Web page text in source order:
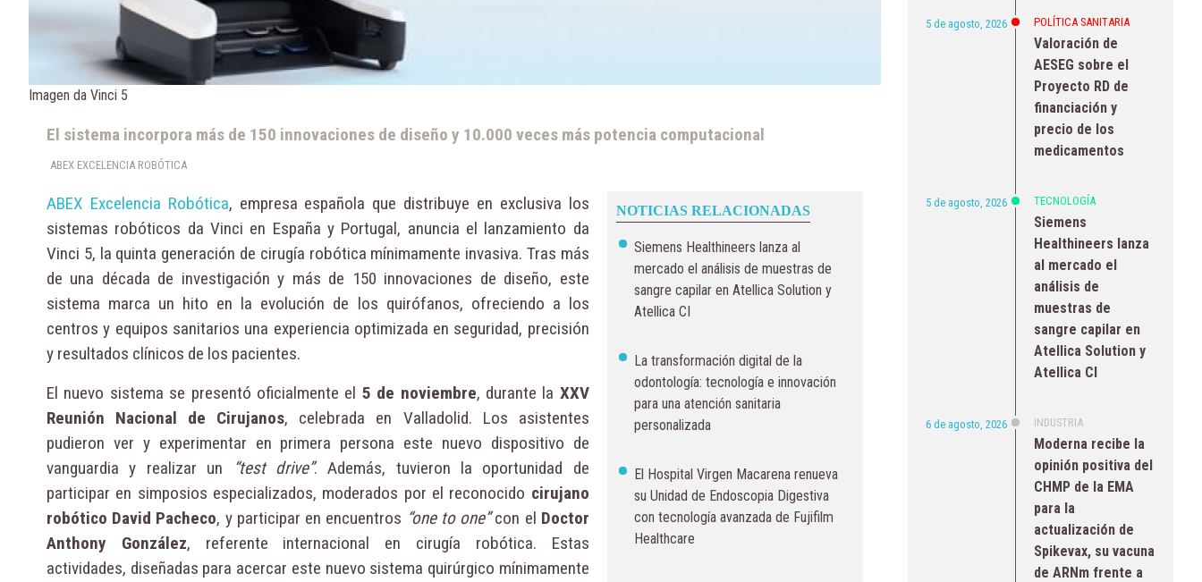
Imagen da Vinci 5
El sistema incorpora más de 150 innovaciones de diseño y 10.000 veces más potencia computacional
ABEX EXCELENCIA ROBÓTICA
NOTICIAS RELACIONADAS
Siemens Healthineers lanza al
mercado el análisis de muestras de
sangre capilar en Atellica Solution y
Atellica CI
La transformación digital de la
odontología: tecnología e innovación
para una atención sanitaria
personalizada
El Hospital Virgen Macarena renueva
su Unidad de Endoscopia Digestiva
con tecnología avanzada de Fujifilm
Healthcare
ABEX Excelencia Robótica, empresa española que distribuye en exclusiva los
sistemas robóticos da Vinci en España y Portugal, anuncia el lanzamiento da
Vinci 5, la quinta generación de cirugía robótica mínimamente invasiva. Tras más
de una década de investigación y más de 150 innovaciones de diseño, este
sistema marca un hito en la evolución de los quirófanos, ofreciendo a los
centros y equipos sanitarios una experiencia optimizada en seguridad, precisión
y resultados clínicos de los pacientes.
El nuevo sistema se presentó oficialmente el 5 de noviembre, durante la XXV
Reunión Nacional de Cirujanos, celebrada en Valladolid. Los asistentes
pudieron ver y experimentar en primera persona este nuevo dispositivo de
vanguardia y realizar un
“test drive”. Además, tuvieron la oportunidad de
participar en simposios especializados, moderados por el reconocido cirujano
robótico David Pacheco, y participar en encuentros “one to one”con el Doctor
Anthony González, referente internacional en cirugía robótica. Estas
actividades, diseñadas para acercar este nuevo sistema quirúrgico mínimamente
5 de agosto, 2026 POLÍTICA SANITARIA
Valoración de
AESEG sobre el
Proyecto RD de
financiación y
precio de los
medicamentos
5 de agosto, 2026 TECNOLOGÍA
Siemens
Healthineers lanza
al mercado el
análisis de
muestras de
sangre capilar en
Atellica Solution y
Atellica CI
6 de agosto, 2026 INDUSTRIA
Moderna recibe la
opinión positiva del
CHMP de la EMA
para la
actualización de
Spikevax, su vacuna
de ARNm frente a